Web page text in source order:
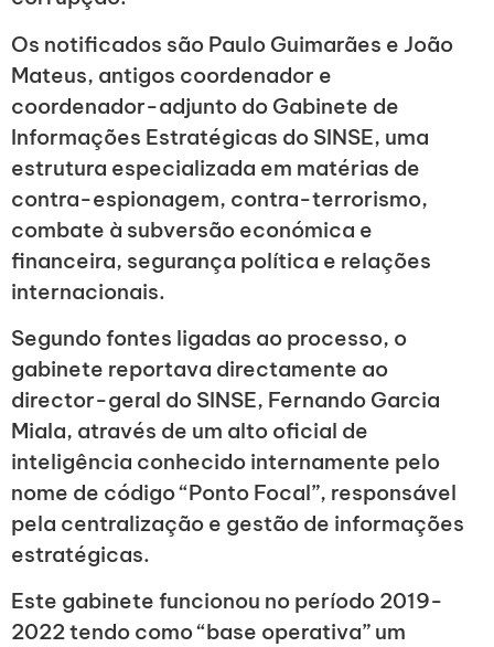
Os notificados são Paulo Guimarães e João
Mateus, antigos coordenador e
coordenador-adjunto do Gabinete de
Informações Estratégicas do SINSE, uma
estrutura especializada em matérias de
contra-espionagem, contra-terrorismo,
combate à subversão económica e
financeira, segurança política e relações
internacionais.
Segundo fontes ligadas ao processo, o
gabinete reportava directamente ao
director-geral do SINSE, Fernando Garcia
Miala, através de um alto oficial de
inteligência conhecido internamente pelo
nome de código “Ponto Focal”, responsável
pela centralização e gestão de informações
estratégicas.
Este gabinete funcionou no período 2019-
2022 tendo como “base operativa” um